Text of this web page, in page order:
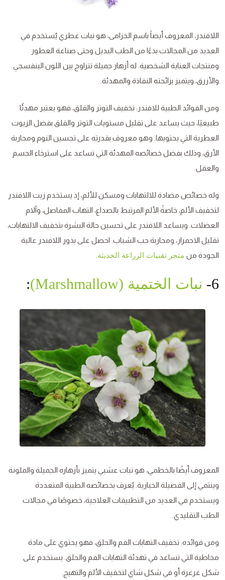
اللافندر، المعروف أيضاً باسم الخزامى، هو نبات عطري يُستخدم في
العديد من المجالات بدءًا من الطب البديل وحتى صناعة العطور
ومنتجات العناية الشخصية. له أزهار جميلة تتراوح بين اللون البنفسجي
والأزرق، ويتميز برائحته النفاذة والمهدئة.
ومن الفوائد الطبية للافندر: تخفيف التوتر والقلق، فهو يعتبر مهدئًا
طبيعيًا، حيث يساعد على تقليل مستويات التوتر والقلق بفضل الزيوت
العطرية التي يحتويها. وهو معروف بقدرته على تحسين النوم ومحاربة
الأرق، وذلك بفضل خصائصه المهدئة التي تساعد على استرخاء الجسم
والعقل.
وله خصائص مضادة للالتهابات ومسكن للألم، إذ يستخدم زيت اللافندر
لتخفيف الألم، خاصةً الألم المرتبط بالصداع، التهاب المفاصل، وآلام
العضلات. ويساعد اللافندر على تحسين حالة البشرة بتخفيف الالتهابات،
تقليل الاحمرار، ومحاربة حب الشباب. احصل على بذور اللافندر عالية
الجودة من متجر تقنيات الزراعة الحديثة
6- نبات الختمية (Marshmallow) :
المعروف أيضًا بالخطمي، هو نبات عشبي يتميز بأزهاره الجميلة والملونة
وينتمي إلى الفصيلة الخبازية. يُعرف بخصائصه الطبية المتعددة
ويستخدم في العديد من التطبيقات العلاجية، خصوصًا في مجالات
الطب التقليدي.
ومن فوائده: تخفيف التهابات الفم والحلق، فهو يحتوي على مادة
مخاطية التي تساعد في تهدئة التهابات الفم والحلق. يستخدم على
شكل غرغرة أو في شكل شاي لتخفيف الألم والتهيج.